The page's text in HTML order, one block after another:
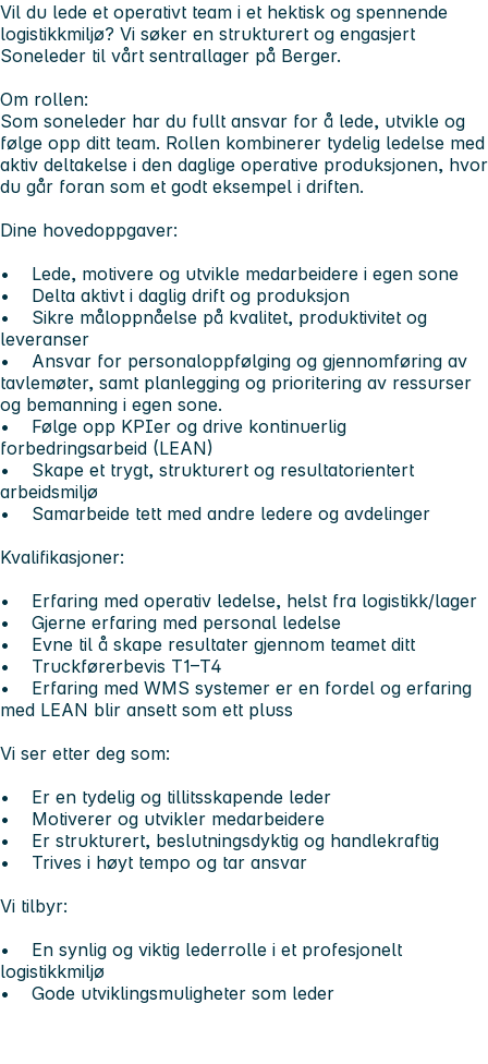
Vil du lede et operativt team i et hektisk og spennende
logistikkmiljø? Vi søker en strukturert og engasjert
Soneleder til vårt sentrallager på Berger.
Om rollen:
Som soneleder har du fullt ansvar for å lede, utvikle og
følge opp ditt team. Rollen kombinerer tydelig ledelse med
aktiv deltakelse i den daglige operative produksjonen, hvor
du går foran som et godt eksempel i driften.
Dine hovedoppgaver:
• Lede, motivere og utvikle medarbeidere i egen sone
• Delta aktivt i daglig drift og produksjon
• Sikre måloppnåelse på kvalitet, produktivitet og
leveranser
• Ansvar for personaloppfølging og gjennomføring av
tavlemøter, samt planlegging og prioritering av ressurser
og bemanning i egen sone.
• Følge opp KPIer og drive kontinuerlig
forbedringsarbeid (LEAN)
• Skape et trygt, strukturert og resultatorientert
arbeidsmiljø
• Samarbeide tett med andre ledere og avdelinger
Kvalifikasjoner:
• Erfaring med operativ ledelse, helst fra logistikk/lager
• Gjerne erfaring med personal ledelse
• Evne til å skape resultater gjennom teamet ditt
• Truckførerbevis T1–T4
• Erfaring med WMS systemer er en fordel og erfaring
med LEAN blir ansett som ett pluss
Vi ser etter deg som:
• Er en tydelig og tillitsskapende leder
• Motiverer og utvikler medarbeidere
• Er strukturert, beslutningsdyktig og handlekraftig
• Trives i høyt tempo og tar ansvar
Vi tilbyr:
• En synlig og viktig lederrolle i et profesjonelt
logistikkmiljø
• Gode utviklingsmuligheter som leder